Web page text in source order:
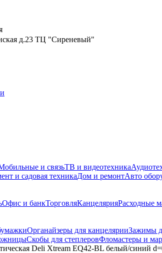
д.23 ТЦ "Сиреневый"
и связьТВ и видеотехника
и садовая техникаДом и ремонтАвто
Офис и банкТорговляКанцелярияРасходные
Органайзеры для канцелярииЗажимы
Скобы для степлеровФломастеры и
Deli Xtream EQ42-BL белый/синий